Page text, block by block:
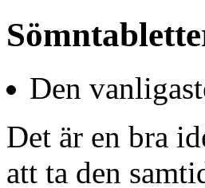
Den
Det är en bra
att ta den